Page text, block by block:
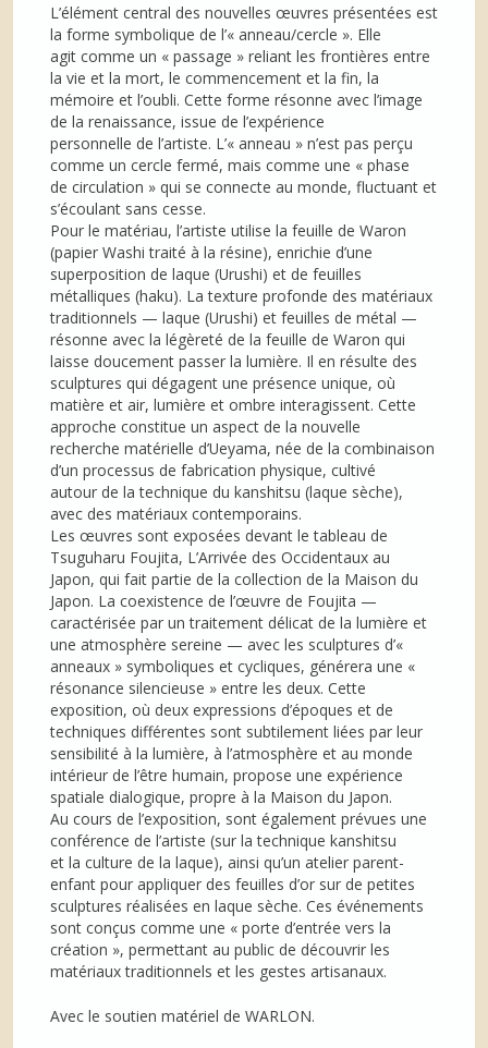
L’élément central des nouvelles œuvres présentées est
la forme symbolique de l’« anneau/cercle ». Elle
agit comme un « passage » reliant les frontières entre
la vie et la mort, le commencement et la fin, la
mémoire et l’oubli. Cette forme résonne avec l’image
de la renaissance, issue de l’expérience
personnelle de l’artiste. L’« anneau » n’est pas perçu
comme un cercle fermé, mais comme une « phase
de circulation » qui se connecte au monde, fluctuant et
s’écoulant sans cesse.
Pour le matériau, l’artiste utilise la feuille de Waron
(papier Washi traité à la résine), enrichie d’une
superposition de laque (Urushi) et de feuilles
métalliques (haku). La texture profonde des matériaux
traditionnels — laque (Urushi) et feuilles de métal —
résonne avec la légèreté de la feuille de Waron qui
laisse doucement passer la lumière. Il en résulte des
sculptures qui dégagent une présence unique, où
matière et air, lumière et ombre interagissent. Cette
approche constitue un aspect de la nouvelle
recherche matérielle d’Ueyama, née de la combinaison
d’un processus de fabrication physique, cultivé
autour de la technique du kanshitsu (laque sèche),
avec des matériaux contemporains.
Les œuvres sont exposées devant le tableau de
Tsuguharu Foujita, L’Arrivée des Occidentaux au
Japon, qui fait partie de la collection de la Maison du
Japon. La coexistence de l’œuvre de Foujita —
caractérisée par un traitement délicat de la lumière et
une atmosphère sereine — avec les sculptures d’«
anneaux » symboliques et cycliques, générera une «
résonance silencieuse » entre les deux. Cette
exposition, où deux expressions d’époques et de
techniques différentes sont subtilement liées par leur
sensibilité à la lumière, à l’atmosphère et au monde
intérieur de l’être humain, propose une expérience
spatiale dialogique, propre à la Maison du Japon.
Au cours de l’exposition, sont également prévues une
conférence de l’artiste (sur la technique kanshitsu
et la culture de la laque), ainsi qu’un atelier parent-
enfant pour appliquer des feuilles d’or sur de petites
sculptures réalisées en laque sèche. Ces événements
sont conçus comme une « porte d’entrée vers la
création », permettant au public de découvrir les
matériaux traditionnels et les gestes artisanaux.
Avec le soutien matériel de WARLON.